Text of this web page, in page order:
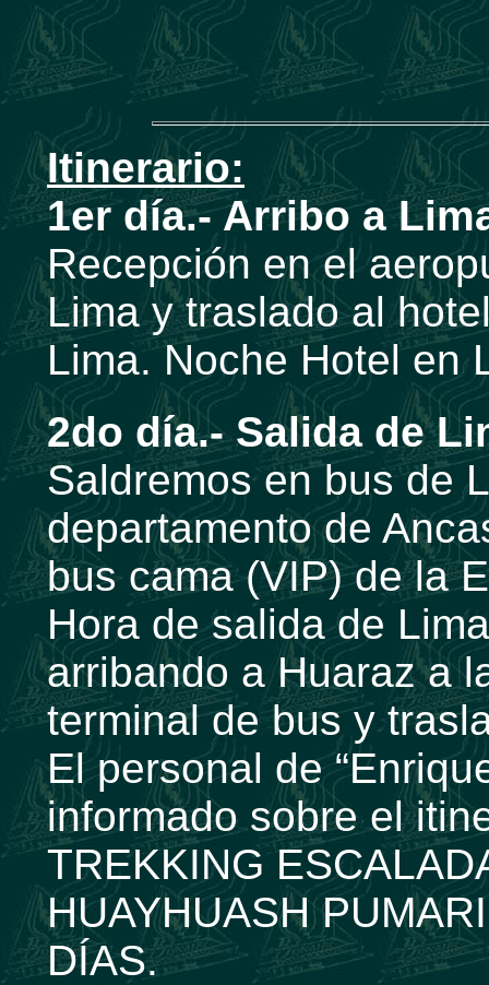
Itinerario:
1er día.- Arribo a
Recepción en el
Lima y traslado al
Lima. Noche Hotel en
2do día.- Salida de
Saldremos en bus de
departamento de
bus cama (VIP) de la
Hora de salida de
arribando a Huaraz a
terminal de bus y
El personal de
informado sobre el
TREKKING
HUAYHUASH
DÍAS.